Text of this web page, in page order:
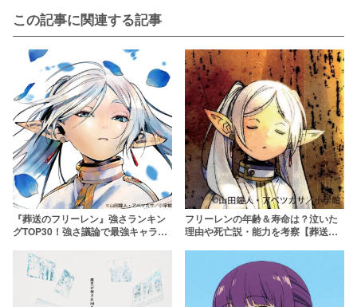
この記事に関連する記事
『葬送のフリーレン』強さランキン
グTOP30！強さ議論で最強キャラを
【最新版】
フリーレンの年齢＆寿命は？泣いた
理由や死亡説・能力を考察【葬送の